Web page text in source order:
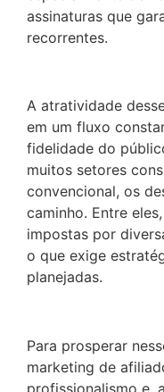
assinaturas que
recorrentes.
A atratividade
em um fluxo
fidelidade do
muitos setores
convencional, os
caminho. Entre
impostas por
o que exige
planejadas.
Para prosperar
marketing de